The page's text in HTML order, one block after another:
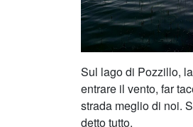
Sul lago di Pozzillo,
entrare il vento, far
strada meglio di noi.
detto tutto.